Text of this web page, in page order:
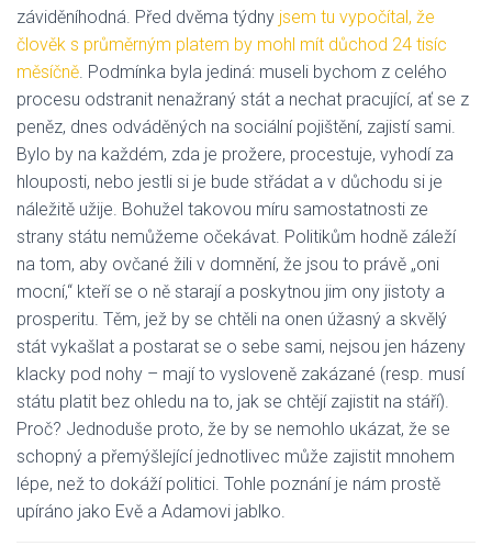
záviděníhodná. Před dvěma týdny jsem tu vypočítal, že
člověk s průměrným platem by mohl mít důchod 24 tisíc
měsíčně. Podmínka byla jediná: museli bychom z celého
procesu odstranit nenažraný stát a nechat pracující, ať se z
peněz, dnes odváděných na sociální pojištění, zajistí sami.
Bylo by na každém, zda je prožere, procestuje, vyhodí za
hlouposti, nebo jestli si je bude střádat a v důchodu si je
náležitě užije. Bohužel takovou míru samostatnosti ze
strany státu nemůžeme očekávat. Politikům hodně záleží
na tom, aby ovčané žili v domnění, že jsou to právě „oni
mocní,“ kteří se o ně starají a poskytnou jim ony jistoty a
prosperitu. Těm, jež by se chtěli na onen úžasný a skvělý
stát vykašlat a postarat se o sebe sami, nejsou jen házeny
klacky pod nohy – mají to vysloveně zakázané (resp. musí
státu platit bez ohledu na to, jak se chtějí zajistit na stáří).
Proč? Jednoduše proto, že by se nemohlo ukázat, že se
schopný a přemýšlející jednotlivec může zajistit mnohem
lépe, než to dokáží politici. Tohle poznání je nám prostě
upíráno jako Evě a Adamovi jablko.